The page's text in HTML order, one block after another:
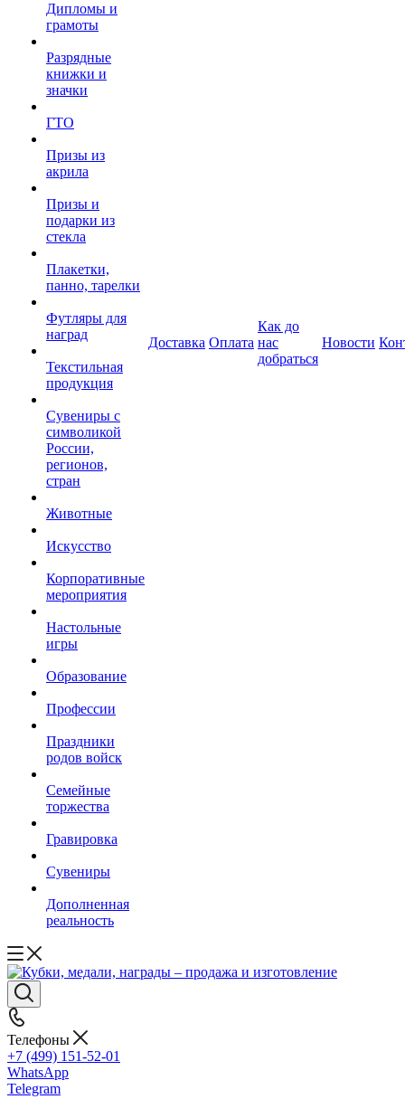
Дипломы и
грамоты
Разрядные
книжки и
значки
ГТО
Призы из
акрила
Призы и
подарки из
стекла
Плакетки,
панно, тарелки
Футляры для
наград
Текстильная
продукция
Сувениры с
символикой
России,
регионов,
стран
Животные
Искусство
Корпоративные
мероприятия
Настольные
игры
Образование
Профессии
Праздники
родов войск
Семейные
торжества
Гравировка
Сувениры
Дополненная
реальность
Доставка Оплата
Как до
нас
добраться
Новости
Телефоны
+7 (499) 151-52-01
WhatsApp
Telegram